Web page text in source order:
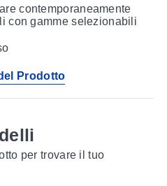
contemporaneamente
con gamme selezionabili
Prodotto
per trovare il tuo